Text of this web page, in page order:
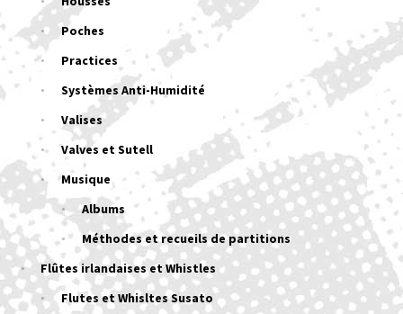
Poches
Practices
Systèmes Anti-Humidité
Valises
Valves et Sutell
Musique
Albums
Méthodes et recueils de partitions
Flûtes irlandaises et Whistles
Flutes et Whisltes Susato